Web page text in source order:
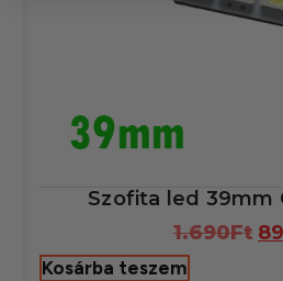
Szofita led 39mm
1.690Ft
Kosárba teszem